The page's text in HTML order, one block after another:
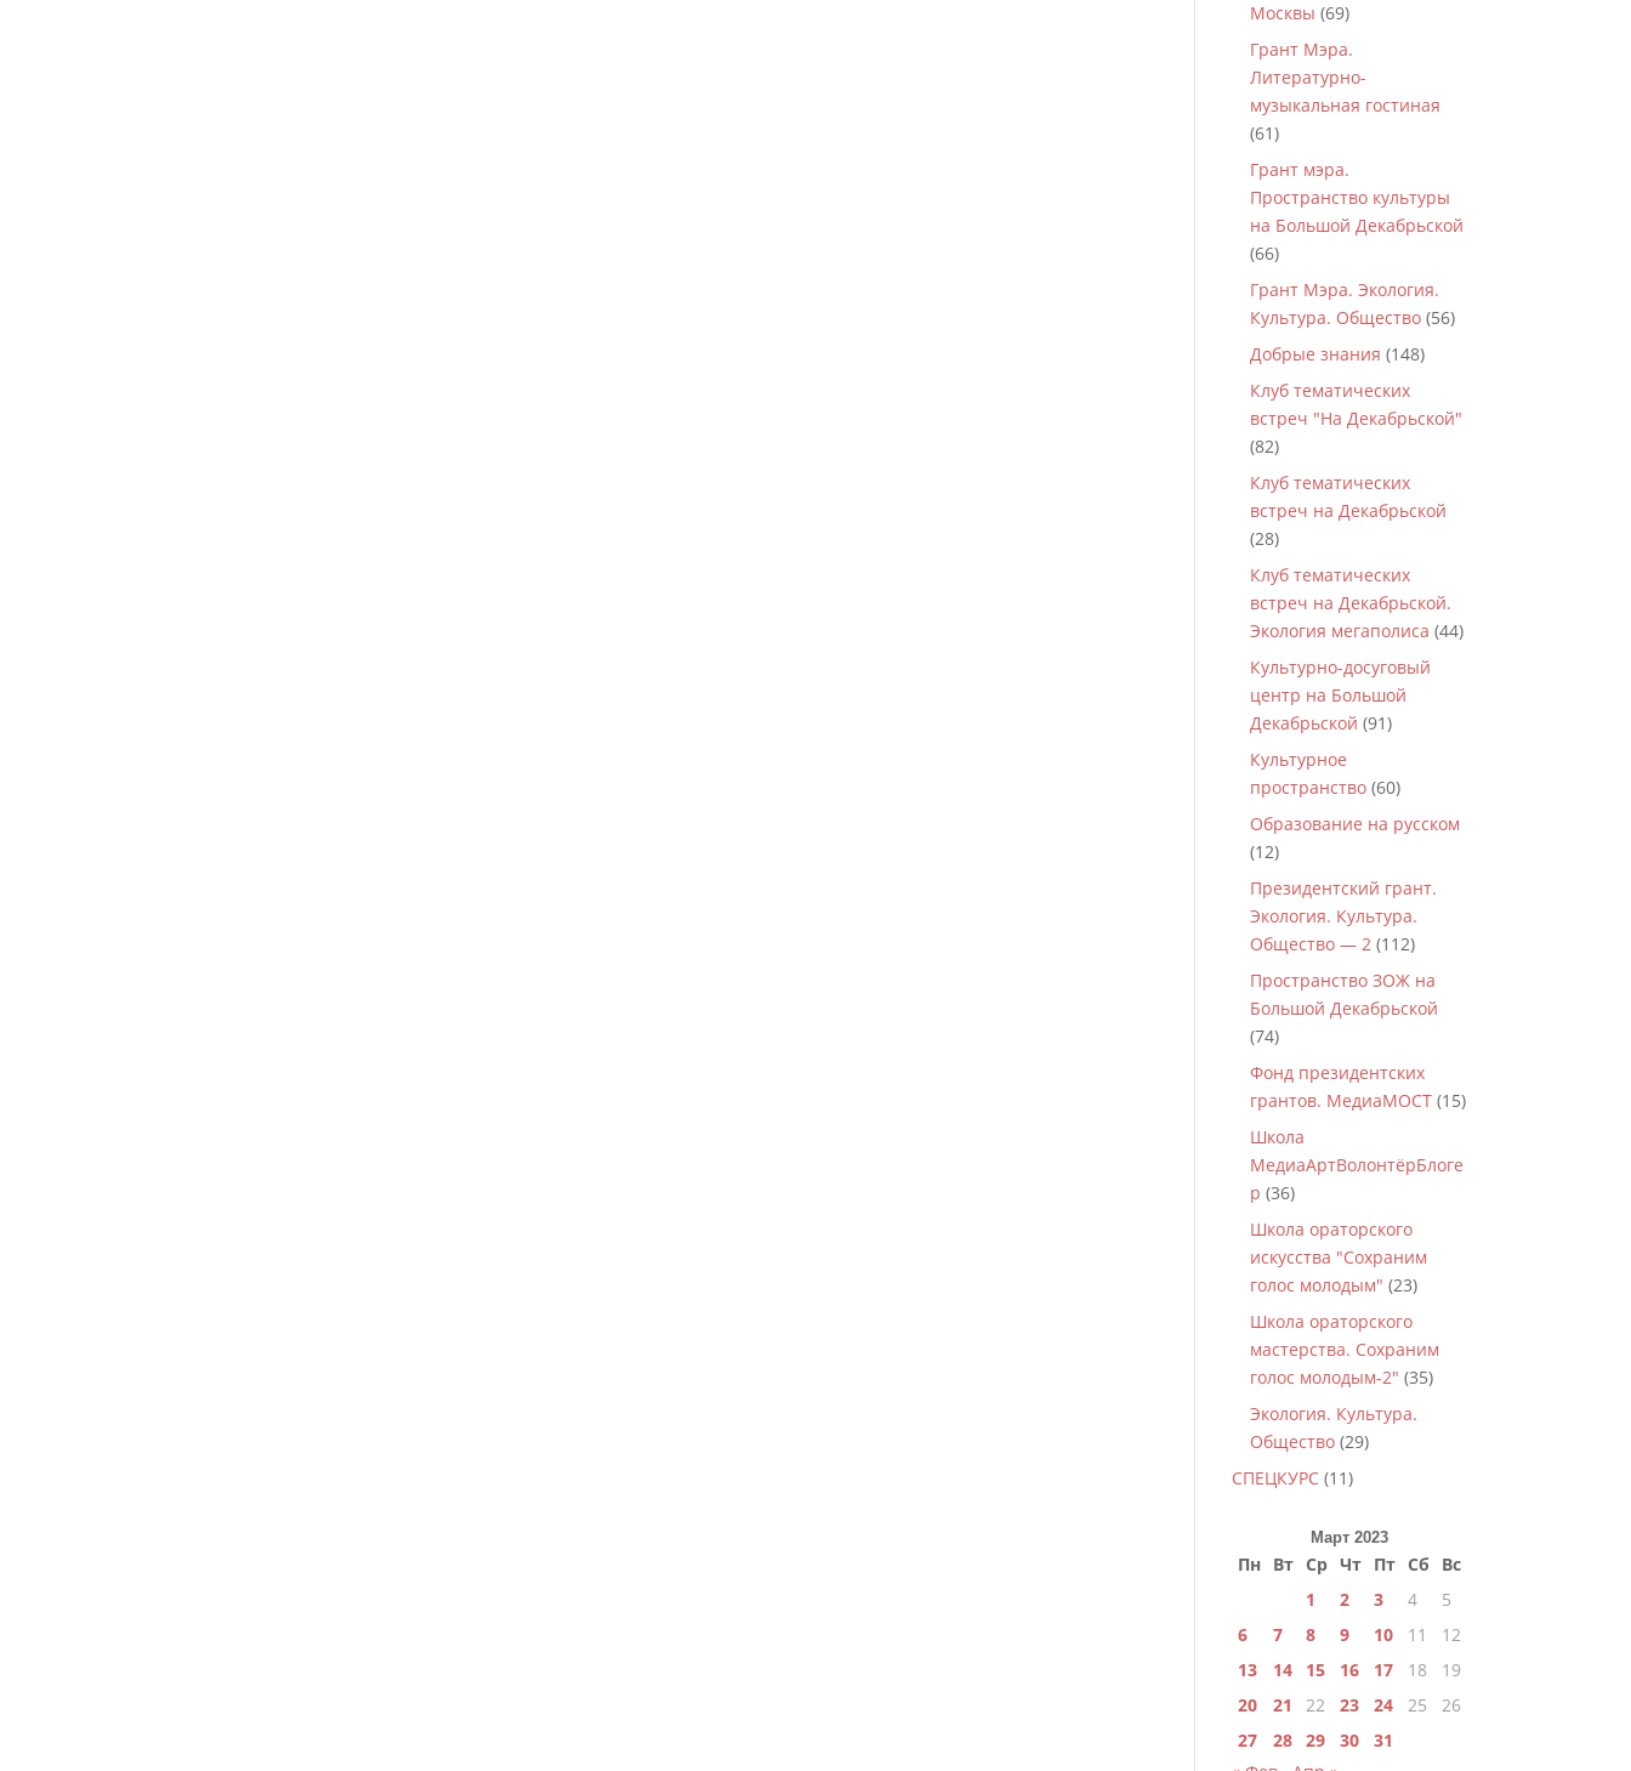
Москвы (69)
Грант Мэра.
Литературно-
музыкальная гостиная
(61)
Грант мэра.
Пространство культуры
на Большой Декабрьской
(66)
Грант Мэра. Экология.
Культура. Общество (56)
Добрые знания (148)
Клуб тематических
встреч "На Декабрьской"
(82)
Клуб тематических
встреч на Декабрьской
(28)
Клуб тематических
встреч на Декабрьской.
Экология мегаполиса (44)
Культурно-досуговый
центр на Большой
Декабрьской (91)
Культурное
пространство (60)
Образование на русском
(12)
Президентский грант.
Экология. Культура.
Общество — 2 (112)
Пространство ЗОЖ на
Большой Декабрьской
(74)
Фонд президентских
грантов. МедиаМОСТ (15)
Школа
МедиаАртВолонтёрБлоге
р (36)
Школа ораторского
искусства "Сохраним
голос молодым" (23)
Школа ораторского
мастерства. Сохраним
голос молодым-2" (35)
Экология. Культура.
Общество (29)
СПЕЦКУРС (11)
Март 2023
Пн Вт Ср Чт Пт Сб
Вс
1
2 3 4
5
6
7 8 9 10 11
12
13
14 15 16 17 18
19
20
21 22 23 24 25
26
27
28 29 30
31